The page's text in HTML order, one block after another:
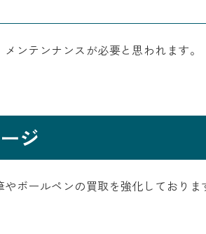
ンテンナンスが必要と思われます。
ジ
ボールペンの買取を強化しており